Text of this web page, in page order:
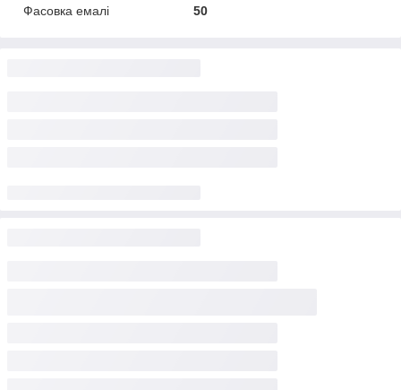
Фасовка емалі
50